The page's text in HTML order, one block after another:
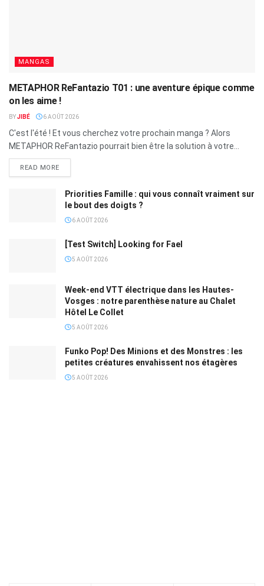
MANGAS
METAPHOR ReFantazio T01 : une aventure épique comme
on les aime !
BYJIBÉ 6 AOÛT 2026
C'est l'été ! Et vous cherchez votre prochain manga ? Alors
METAPHOR ReFantazio pourrait bien être la solution à votre...
READ MORE
Priorities Famille : qui vous connaît vraiment sur
le bout des doigts ?
6 AOÛT 2026
[Test Switch] Looking for Fael
5 AOÛT 2026
Week-end VTT électrique dans les Hautes-
Vosges : notre parenthèse nature au Chalet
Hôtel Le Collet
5 AOÛT 2026
Funko Pop! Des Minions et des Monstres : les
petites créatures envahissent nos étagères
5 AOÛT 2026